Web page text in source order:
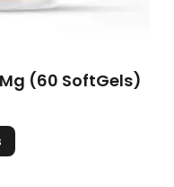
(60 SoftGels)